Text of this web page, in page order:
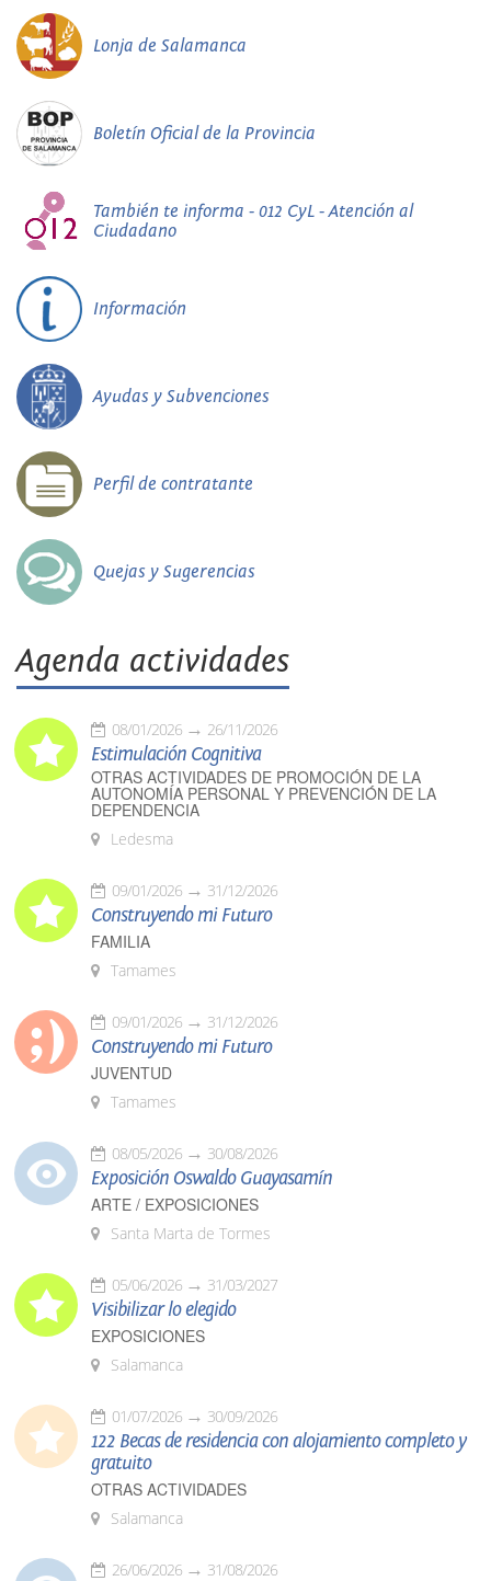
Lonja de Salamanca
Boletín Oficial de la Provincia
También te informa - 012 CyL - Atención al
Ciudadano
Información
Ayudas y Subvenciones
Perfil de contratante
Quejas y Sugerencias
Agenda actividades
08/01/2026 26/11/2026
Estimulación Cognitiva
OTRAS ACTIVIDADES DE PROMOCIÓN DE LA
AUTONOMÍA PERSONAL Y PREVENCIÓN DE LA
DEPENDENCIA
Ledesma
09/01/2026 31/12/2026
Construyendo mi Futuro
FAMILIA
Tamames
09/01/2026 31/12/2026
Construyendo mi Futuro
JUVENTUD
Tamames
08/05/2026 30/08/2026
Exposición Oswaldo Guayasamín
ARTE / EXPOSICIONES
Santa Marta de Tormes
05/06/2026 31/03/2027
Visibilizar lo elegido
EXPOSICIONES
Salamanca
01/07/2026 30/09/2026
122 Becas de residencia con alojamiento completo y
gratuito
OTRAS ACTIVIDADES
Salamanca
26/06/2026 31/08/2026